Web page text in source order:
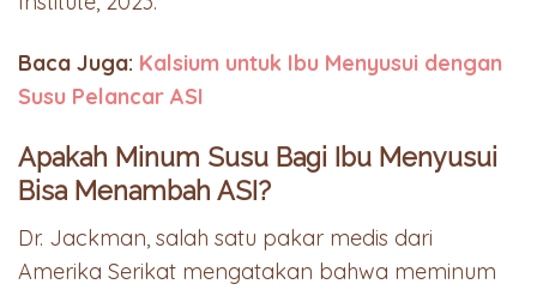
Baca Juga: Kalsium untuk Ibu Menyusui dengan
Susu Pelancar ASI
Apakah Minum Susu Bagi Ibu Menyusui
Bisa Menambah ASI?
Dr. Jackman, salah satu pakar medis dari
Amerika Serikat mengatakan bahwa meminum